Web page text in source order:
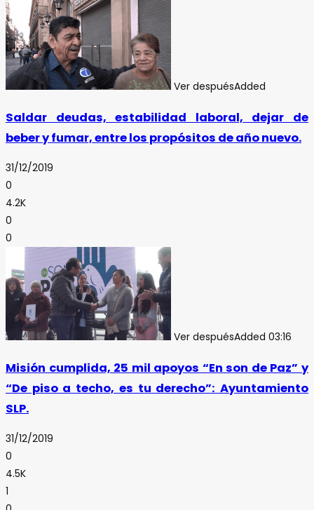
Ver despuésAdded
Saldar deudas, estabilidad laboral, dejar de
beber y fumar, entre los propósitos de año nuevo.
31/12/2019
0
4.2K
0
0
Ver despuésAdded 03:16
Misión cumplida, 25 mil apoyos “En son de Paz” y
“De piso a techo, es tu derecho”: Ayuntamiento
SLP.
31/12/2019
0
4.5K
1